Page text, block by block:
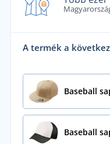
A termék a
Baseball
Baseball